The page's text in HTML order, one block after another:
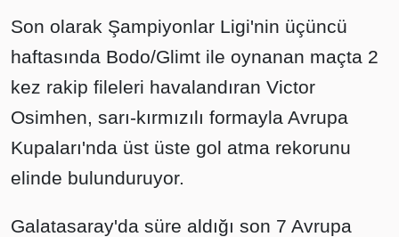
Son olarak Şampiyonlar Ligi'nin üçüncü
haftasında Bodo/Glimt ile oynanan maçta 2
kez rakip fileleri havalandıran Victor
Osimhen, sarı-kırmızılı formayla Avrupa
Kupaları'nda üst üste gol atma rekorunu
elinde bulunduruyor.
Galatasaray'da süre aldığı son 7 Avrupa